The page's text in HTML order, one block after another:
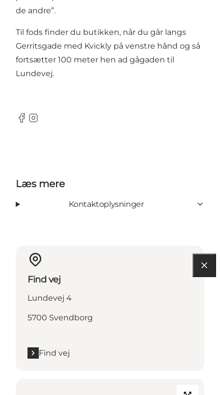
de andre”.
Til fods finder du butikken, når du går langs
Gerritsgade med Kvickly på venstre hånd og så
fortsætter 100 meter hen ad gågaden til
Lundevej.
Facebook
Instagram
Læs mere
Kontaktoplysninger
Find vej
Lundevej 4
5700 Svendborg
Find vej